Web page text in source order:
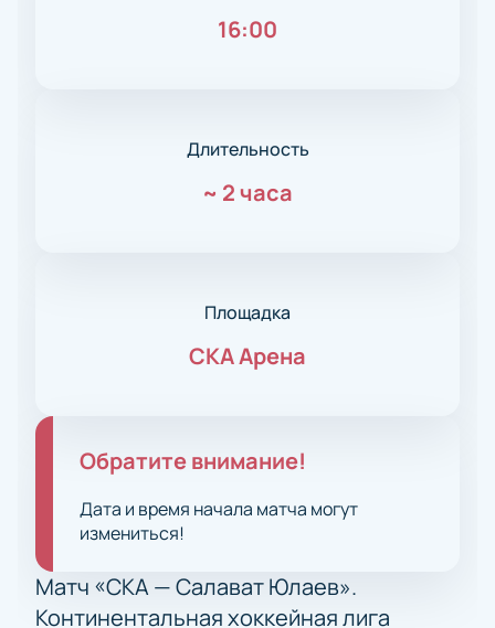
16:00
Длительность
~ 2 часа
Площадка
СКА Арена
Обратите внимание!
Дата и время начала матча могут
измениться!
Матч «СКА — Салават Юлаев».
Континентальная хоккейная лига